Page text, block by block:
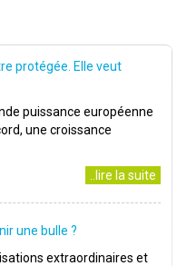
protégée. Elle veut
puissance européenne
une croissance
..lire la suite
une bulle ?
extraordinaires et